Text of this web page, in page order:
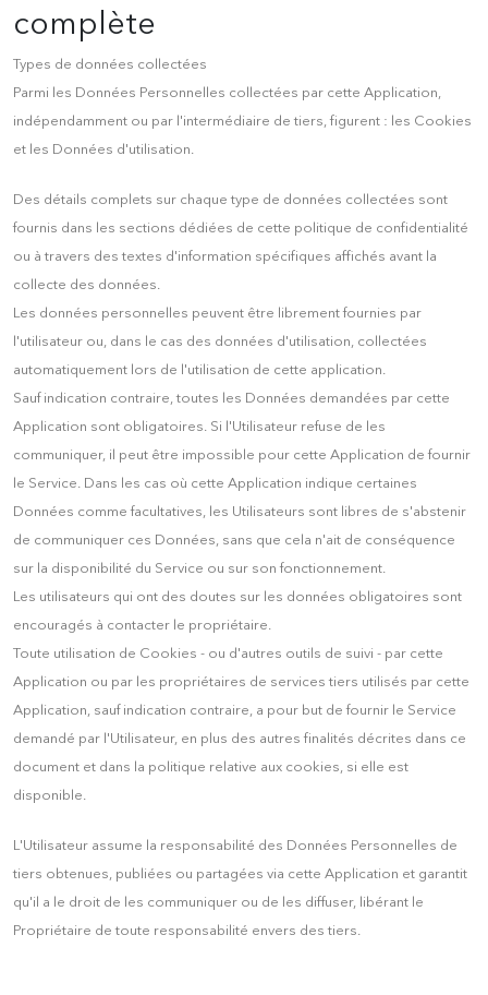
complète
Types de données collectées
Parmi les Données Personnelles collectées par cette Application,
indépendamment ou par l'intermédiaire de tiers, figurent : les Cookies
et les Données d'utilisation.
Des détails complets sur chaque type de données collectées sont
fournis dans les sections dédiées de cette politique de confidentialité
ou à travers des textes d'information spécifiques affichés avant la
collecte des données.
Les données personnelles peuvent être librement fournies par
l'utilisateur ou, dans le cas des données d'utilisation, collectées
automatiquement lors de l'utilisation de cette application.
Sauf indication contraire, toutes les Données demandées par cette
Application sont obligatoires. Si l'Utilisateur refuse de les
communiquer, il peut être impossible pour cette Application de fournir
le Service. Dans les cas où cette Application indique certaines
Données comme facultatives, les Utilisateurs sont libres de s'abstenir
de communiquer ces Données, sans que cela n'ait de conséquence
sur la disponibilité du Service ou sur son fonctionnement.
Les utilisateurs qui ont des doutes sur les données obligatoires sont
encouragés à contacter le propriétaire.
Toute utilisation de Cookies - ou d'autres outils de suivi - par cette
Application ou par les propriétaires de services tiers utilisés par cette
Application, sauf indication contraire, a pour but de fournir le Service
demandé par l'Utilisateur, en plus des autres finalités décrites dans ce
document et dans la politique relative aux cookies, si elle est
disponible.
L'Utilisateur assume la responsabilité des Données Personnelles de
tiers obtenues, publiées ou partagées via cette Application et garantit
qu'il a le droit de les communiquer ou de les diffuser, libérant le
Propriétaire de toute responsabilité envers des tiers.